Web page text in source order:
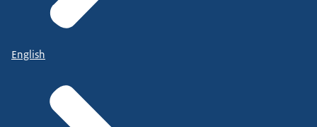
English